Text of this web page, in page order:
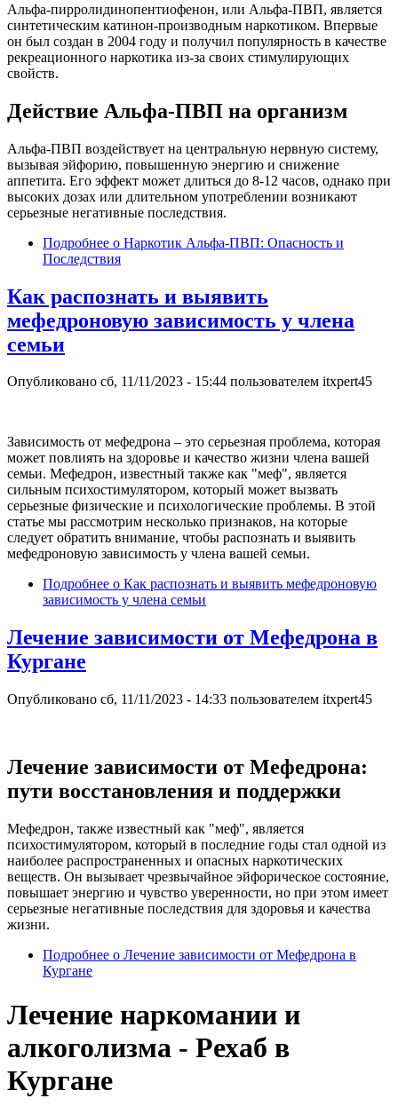
Альфа-пирролидинопентиофенон, или Альфа-ПВП, является
синтетическим катинон-производным наркотиком. Впервые
он был создан в 2004 году и получил популярность в качестве
рекреационного наркотика из-за своих стимулирующих
свойств.
Действие Альфа-ПВП на организм
Альфа-ПВП воздействует на центральную нервную систему,
вызывая эйфорию, повышенную энергию и снижение
аппетита. Его эффект может длиться до 8-12 часов, однако при
высоких дозах или длительном употреблении возникают
серьезные негативные последствия.
Подробнее о Наркотик Альфа-ПВП: Опасность и
Последствия
Как распознать и выявить
мефедроновую зависимость у члена
семьи
Опубликовано сб, 11/11/2023 - 15:44 пользователем itxpert45
Зависимость от мефедрона – это серьезная проблема, которая
может повлиять на здоровье и качество жизни члена вашей
семьи. Мефедрон, известный также как "меф", является
сильным психостимулятором, который может вызвать
серьезные физические и психологические проблемы. В этой
статье мы рассмотрим несколько признаков, на которые
следует обратить внимание, чтобы распознать и выявить
мефедроновую зависимость у члена вашей семьи.
Подробнее о Как распознать и выявить мефедроновую
зависимость у члена семьи
Лечение зависимости от Мефедрона в
Кургане
Опубликовано сб, 11/11/2023 - 14:33 пользователем itxpert45
Лечение зависимости от Мефедрона:
пути восстановления и поддержки
Мефедрон, также известный как "меф", является
психостимулятором, который в последние годы стал одной из
наиболее распространенных и опасных наркотических
веществ. Он вызывает чрезвычайное эйфорическое состояние,
повышает энергию и чувство уверенности, но при этом имеет
серьезные негативные последствия для здоровья и качества
жизни.
Подробнее о Лечение зависимости от Мефедрона в
Кургане
Лечение наркомании и
алкоголизма - Рехаб в
Кургане